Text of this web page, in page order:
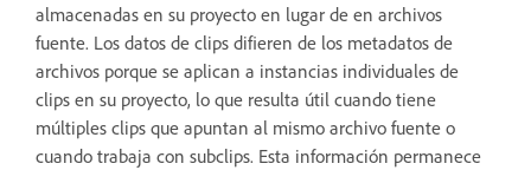
almacenadas en su proyecto en lugar de en archivos
fuente. Los datos de clips difieren de los metadatos de
archivos porque se aplican a instancias individuales de
clips en su proyecto, lo que resulta útil cuando tiene
múltiples clips que apuntan al mismo archivo fuente o
cuando trabaja con subclips. Esta información permanece